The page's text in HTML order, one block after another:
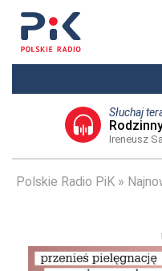
Słuchaj
Ireneusz
Polskie Radio PiK